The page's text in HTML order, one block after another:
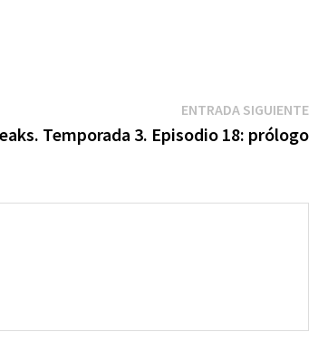
ENTRADA SIGUIENTE
Temporada 3. Episodio 18: prólogo